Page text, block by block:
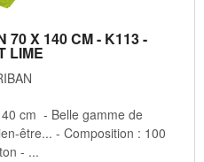
70 X 140 CM - K113 -
LIME
cm - Belle gamme de
être... - Composition : 100
- ...